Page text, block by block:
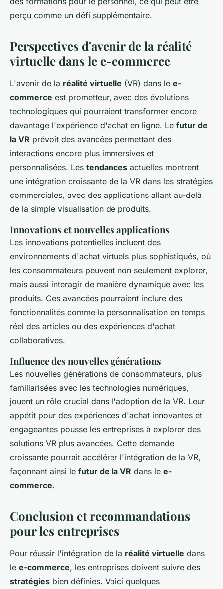
perçu comme un défi supplémentaire.
Perspectives d'avenir de la réalité
virtuelle dans le e-commerce
L'avenir de la réalité virtuelle (VR) dans le e-
commerce est prometteur, avec des évolutions
technologiques qui pourraient transformer encore
davantage l'expérience d'achat en ligne. Le futur de
la VR prévoit des avancées permettant des
interactions encore plus immersives et
personnalisées. Les tendances actuelles montrent
une intégration croissante de la VR dans les stratégies
commerciales, avec des applications allant au-delà
de la simple visualisation de produits.
Innovations et nouvelles applications
Les innovations potentielles incluent des
environnements d'achat virtuels plus sophistiqués, où
les consommateurs peuvent non seulement explorer,
mais aussi interagir de manière dynamique avec les
produits. Ces avancées pourraient inclure des
fonctionnalités comme la personnalisation en temps
réel des articles ou des expériences d'achat
collaboratives.
Influence des nouvelles générations
Les nouvelles générations de consommateurs, plus
familiarisées avec les technologies numériques,
jouent un rôle crucial dans l'adoption de la VR. Leur
appétit pour des expériences d'achat innovantes et
engageantes pousse les entreprises à explorer des
solutions VR plus avancées. Cette demande
croissante pourrait accélérer l'intégration de la VR,
façonnant ainsi le futur de la VR dans le e-
commerce.
Conclusion et recommandations
pour les entreprises
Pour réussir l'intégration de la réalité virtuelle dans
le e-commerce, les entreprises doivent suivre des
stratégies bien définies. Voici quelques